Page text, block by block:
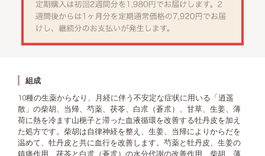
組成
10種の生薬からなり、月経に伴う不安定な症状に用いる「逍遥
散」の柴胡、当帰、芍薬、茯苓、白朮（蒼朮）、甘草、生姜、薄
荷に熱を冷ます山梔子と滞った血液循環を改善する牡丹皮を加え
た処方です。柴胡は自律神経を整え、生姜、当帰によりからだを
温めて、牡丹皮と共に血行を改善します。芍薬と牡丹皮、生姜の
鎮痛作用、茯苓と白朮（蒼朮）の水分代謝の改善作用、柴胡、薄